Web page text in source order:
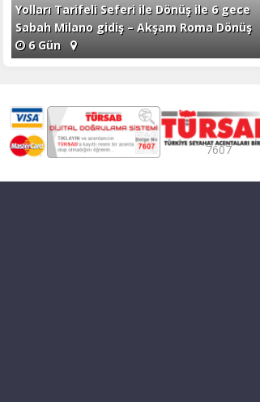
Yolları Tarifeli Seferi ile Dönüş ile 6 gece
Sabah Milano gidiş – Akşam Roma Dönüş
6 Gün
7607